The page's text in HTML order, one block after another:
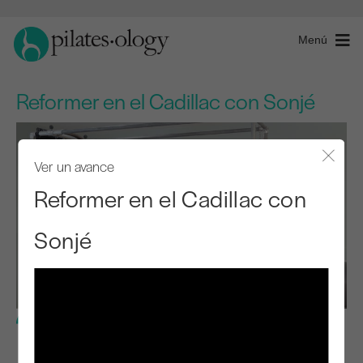
Menú
Reformer en el Cadillac con Sonjé
Ver un avance
Reformer en el Cadillac con
Sonjé